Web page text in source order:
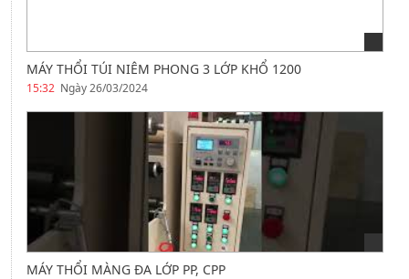
MÁY THỔI TÚI NIÊM PHONG 3 LỚP KHỔ 1200
15:32 Ngày 26/03/2024
MÁY THỔI MÀNG ĐA LỚP PP, CPP